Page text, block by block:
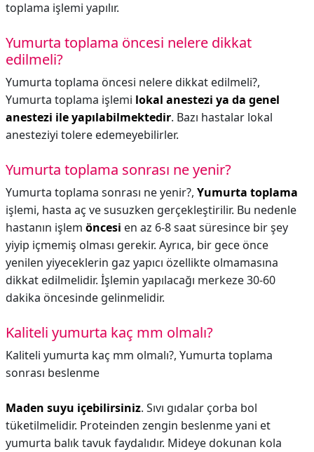
toplama işlemi yapılır.
Yumurta toplama öncesi nelere dikkat
edilmeli?
Yumurta toplama öncesi nelere dikkat edilmeli?,
Yumurta toplama işlemi lokal anestezi ya da genel
anestezi ile yapılabilmektedir. Bazı hastalar lokal
anesteziyi tolere edemeyebilirler.
Yumurta toplama sonrası ne yenir?
Yumurta toplama sonrası ne yenir?, Yumurta toplama
işlemi, hasta aç ve susuzken gerçekleştirilir. Bu nedenle
hastanın işlem öncesi en az 6-8 saat süresince bir şey
yiyip içmemiş olması gerekir. Ayrıca, bir gece önce
yenilen yiyeceklerin gaz yapıcı özellikte olmamasına
dikkat edilmelidir. İşlemin yapılacağı merkeze 30-60
dakika öncesinde gelinmelidir.
Kaliteli yumurta kaç mm olmalı?
Kaliteli yumurta kaç mm olmalı?, Yumurta toplama
sonrası beslenme
Maden suyu içebilirsiniz. Sıvı gıdalar çorba bol
tüketilmelidir. Proteinden zengin beslenme yani et
yumurta balık tavuk faydalıdır. Mideye dokunan kola